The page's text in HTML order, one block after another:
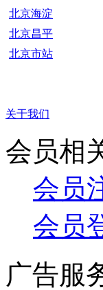
北京海淀
北京昌平
北京市站
关于我们
会员相
会员
会员
广告服